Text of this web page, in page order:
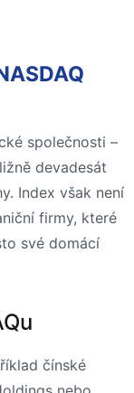
společnosti –
devadesát
Index však není
firmy, které
své domácí
čínské